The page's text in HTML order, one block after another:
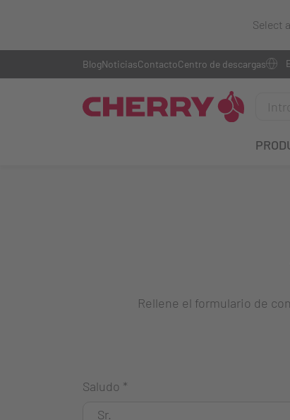
Select
BlogNoticiasContactoCentro de descargas
Rellene el formulario de
Saludo *